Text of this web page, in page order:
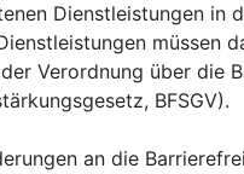
Dienstleistungen in
müssen
Verordnung über die
BFSGV).
an die